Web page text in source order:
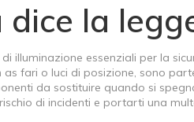
dice la
illuminazione essenziali per la
as fari o luci di posizione, sono
da sostituire quando si
di incidenti e portarti una